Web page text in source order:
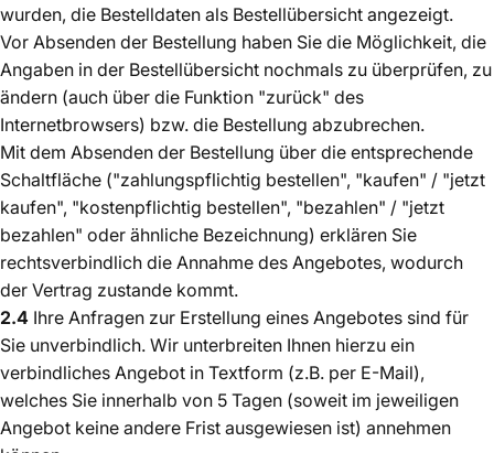
wurden, die Bestelldaten als Bestellübersicht angezeigt.
Vor Absenden der Bestellung haben Sie die Möglichkeit, die
Angaben in der Bestellübersicht nochmals zu überprüfen, zu
ändern (auch über die Funktion "zurück" des
Internetbrowsers) bzw. die Bestellung abzubrechen.
Mit dem Absenden der Bestellung über die entsprechende
Schaltfläche ("zahlungspflichtig bestellen", "kaufen" / "jetzt
kaufen", "kostenpflichtig bestellen", "bezahlen" / "jetzt
bezahlen" oder ähnliche Bezeichnung) erklären Sie
rechtsverbindlich die Annahme des Angebotes, wodurch
der Vertrag zustande kommt.
2.4 Ihre Anfragen zur Erstellung eines Angebotes sind für
Sie unverbindlich. Wir unterbreiten Ihnen hierzu ein
verbindliches Angebot in Textform (z.B. per E-Mail),
welches Sie innerhalb von 5 Tagen (soweit im jeweiligen
Angebot keine andere Frist ausgewiesen ist) annehmen